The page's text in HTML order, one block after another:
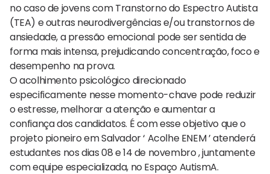
no caso de jovens com Transtorno do Espectro Autista
(TEA) e outras neurodivergências e/ou transtornos de
ansiedade, a pressão emocional pode ser sentida de
forma mais intensa, prejudicando concentração, foco e
desempenho na prova.
O acolhimento psicológico direcionado
especificamente nesse momento-chave pode reduzir
o estresse, melhorar a atenção e aumentar a
confiança dos candidatos. É com esse objetivo que o
projeto pioneiro em Salvador ‘ Acolhe ENEM ’ atenderá
estudantes nos dias 08 e 14 de novembro , juntamente
com equipe especializada, no Espaço AutismA.